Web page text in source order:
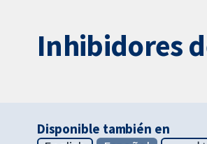
Inhibidores
Disponible también en